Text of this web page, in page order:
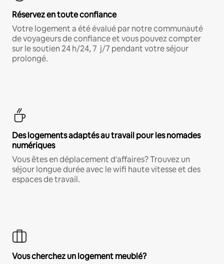
Réservez en toute confiance
Votre logement a été évalué par notre communauté
de voyageurs de confiance et vous pouvez compter
sur le soutien 24 h/24, 7 j/7 pendant votre séjour
prolongé.
Des logements adaptés au travail pour les nomades
numériques
Vous êtes en déplacement d'affaires? Trouvez un
séjour longue durée avec le wifi haute vitesse et des
espaces de travail.
Vous cherchez un logement meublé?